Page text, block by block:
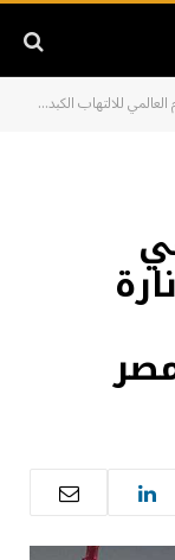
الكبدي .. إنارة المعالم الأثرية والمستشفيات في مصر